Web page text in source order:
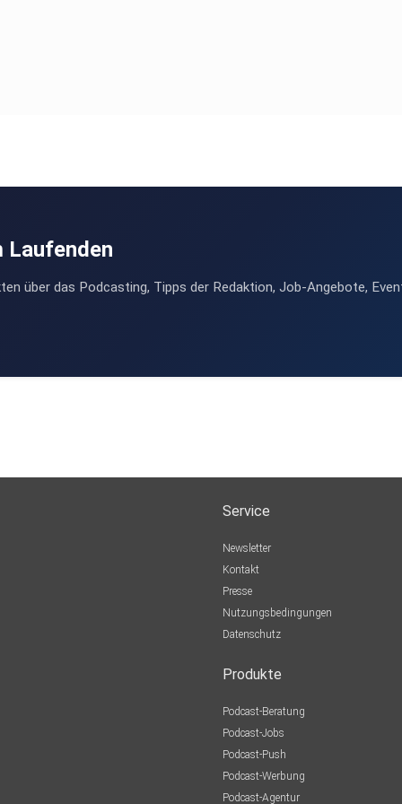
Laufenden
über das Podcasting, Tipps der Redaktion, Job-Angebote,
Service
Newsletter
Kontakt
Presse
Nutzungsbedingungen
Datenschutz
Produkte
Podcast-Beratung
Podcast-Jobs
Podcast-Push
Podcast-Werbung
Podcast-Agentur